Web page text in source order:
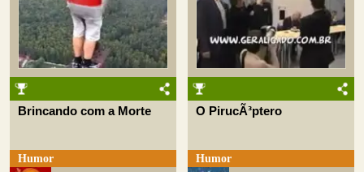
Brincando com a Morte
Humor
O PirucÃ³ptero
Humor